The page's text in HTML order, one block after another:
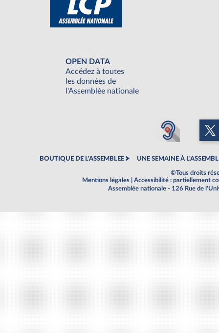
OPEN DATA
Accédez à toutes
les données de
l'Assemblée nationale
BOUTIQUE DE L'ASSEMBLEE UNE SEMAINE À
©Tous droits
Mentions légales
Accessibilité : partiellement
Assemblée nationale - 126 Rue de